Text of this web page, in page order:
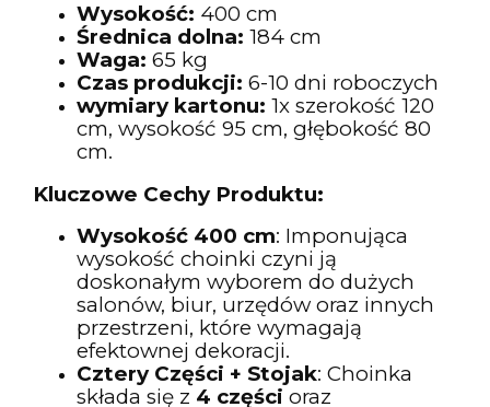
Wysokość: 400 cm
Średnica dolna: 184 cm
Waga: 65 kg
Czas produkcji: 6-10 dni roboczych
wymiary kartonu: 1x szerokość 120
cm, wysokość 95 cm, głębokość 80
cm.
Kluczowe Cechy Produktu:
Wysokość 400 cm: Imponująca
wysokość choinki czyni ją
doskonałym wyborem do dużych
salonów, biur, urzędów oraz innych
przestrzeni, które wymagają
efektownej dekoracji.
Cztery Części + Stojak: Choinka
składa się z 4 części oraz